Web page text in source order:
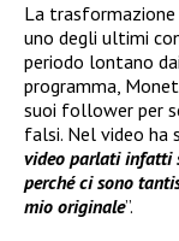
La
uno degli ultimi
periodo lontano
programma,
suoi follower per
falsi. Nel video ha
video parlati infatti
perché ci sono
mio originale”.